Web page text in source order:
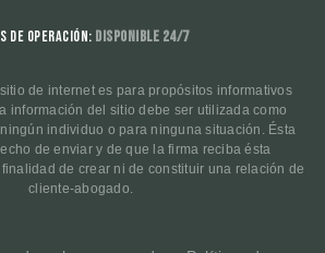
de operación: Disponible 24/7
de internet es para propósitos informativos
información del sitio debe ser utilizada como
individuo o para ninguna situación. Ésta
de enviar y de que la firma reciba ésta
de crear ni de constituir una relación de
cliente-abogado.